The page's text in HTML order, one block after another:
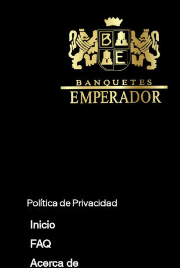
Política de Privacidad
Inicio
FAQ
Acerca de